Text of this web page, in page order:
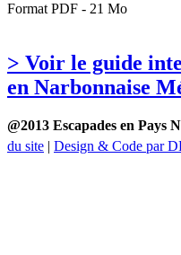
Format PDF - 21 Mo
> Voir le guide
en Narbonnaise
@2013 Escapades en Pays
du site | Design & Code par